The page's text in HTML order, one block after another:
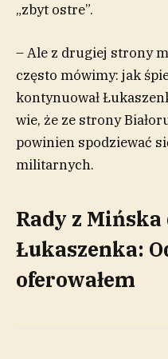
„zbyt ostre”.
– Ale z drugiej strony
często mówimy: jak
kontynuował
wie, że ze strony
powinien spodziewać
militarnych.
Rady z
Łukaszenka:
oferowałem